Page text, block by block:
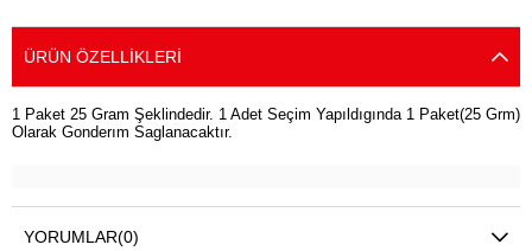
ÜRÜN ÖZELLIKLERI
1 Paket 25 Gram Şeklindedir. 1 Adet Seçim Yapıldıgında 1 Paket(25 Grm)
Olarak Gonderım Saglanacaktır.
YORUMLAR(0)